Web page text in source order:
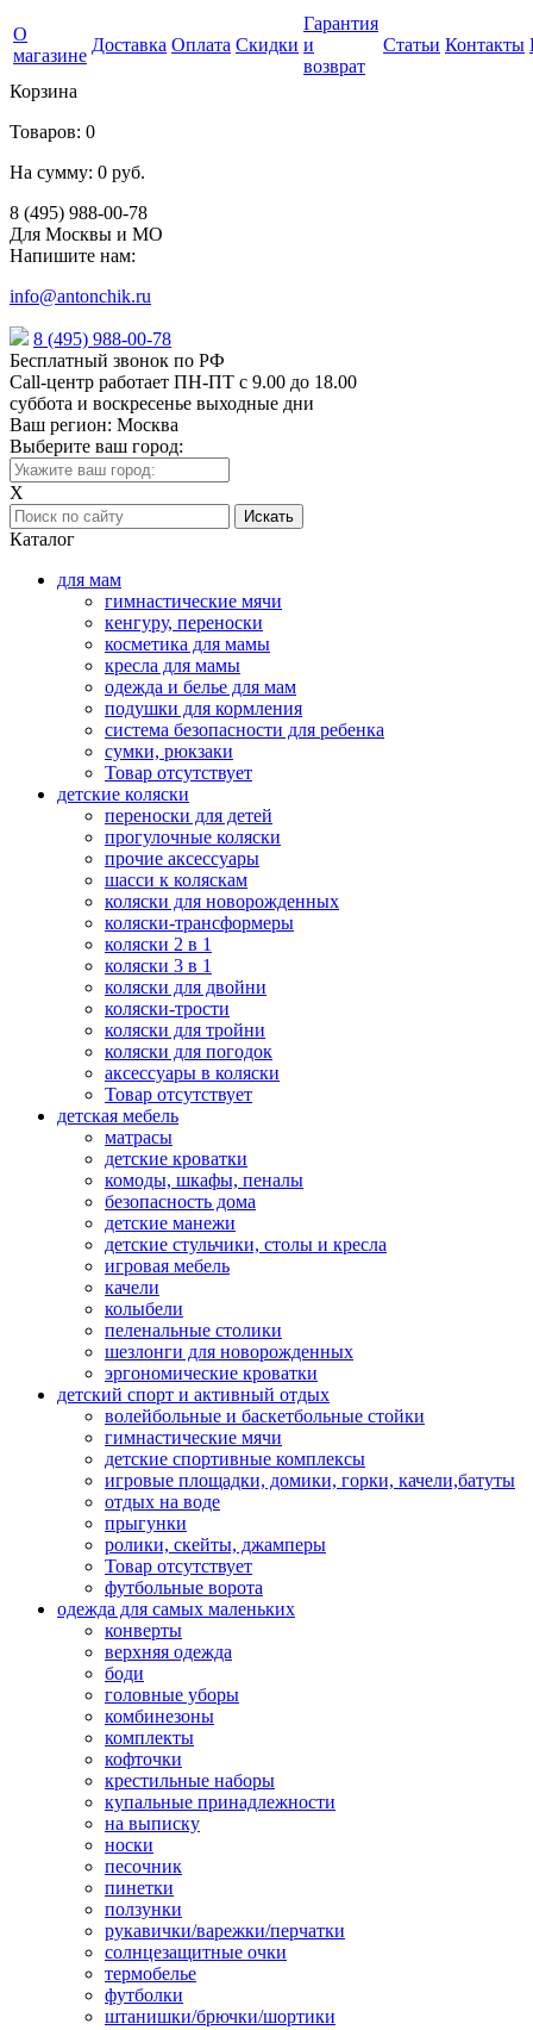
О
магазине
Доставка Оплата Скидки
Гарантия
и
возврат
Статьи Контакты
Корзина
Товаров: 0
На сумму: 0 руб.
8 (495) 988-00-78
Для Москвы и МО
Напишите нам:
info@antonchik.ru
8 (495) 988-00-78
Бесплатный звонок по РФ
Call-центр работает ПН-ПТ с 9.00 до 18.00
суббота и воскресенье выходные дни
Ваш регион: Москва
Выберите ваш город:
X
Каталог
для мам
гимнастические мячи
кенгуру, переноски
косметика для мамы
кресла для мамы
одежда и белье для мам
подушки для кормления
система безопасности для ребенка
сумки, рюкзаки
Товар отсутствует
детские коляски
переноски для детей
прогулочные коляски
прочие аксессуары
шасси к коляскам
коляски для новорожденных
коляски-трансформеры
коляски 2 в 1
коляски 3 в 1
коляски для двойни
коляски-трости
коляски для тройни
коляски для погодок
аксессуары в коляски
Товар отсутствует
детская мебель
матрасы
детские кроватки
комоды, шкафы, пеналы
безопасность дома
детские манежи
детские стульчики, столы и кресла
игровая мебель
качели
колыбели
пеленальные столики
шезлонги для новорожденных
эргономические кроватки
детский спорт и активный отдых
волейбольные и баскетбольные стойки
гимнастические мячи
детские спортивные комплексы
игровые площадки, домики, горки, качели,батуты
отдых на воде
прыгунки
ролики, скейты, джамперы
Товар отсутствует
футбольные ворота
одежда для самых маленьких
конверты
верхняя одежда
боди
головные уборы
комбинезоны
комплекты
кофточки
крестильные наборы
купальные принадлежности
на выписку
носки
песочник
пинетки
ползунки
рукавички/варежки/перчатки
солнцезащитные очки
термобелье
футболки
штанишки/брючки/шортики